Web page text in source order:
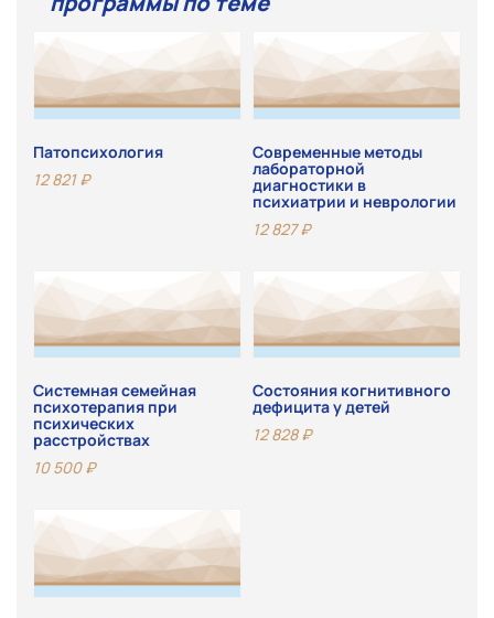
Патопсихология
12 821₽
Современные методы
лабораторной
диагностики в
психиатрии и неврологии
12 827₽
Системная семейная
психотерапия при
психических
расстройствах
10 500₽
Состояния когнитивного
дефицита у детей
12 828₽